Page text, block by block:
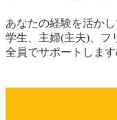
あなたの経験を活か
学生、主婦(主夫)、フ
全員でサポートしま